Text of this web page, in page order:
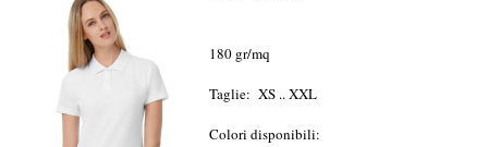
180 gr/mq
Taglie: XS .. XXL
Colori disponibili: